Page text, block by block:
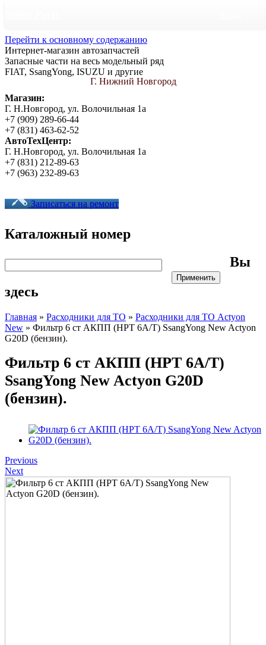
Перейти к основному содержанию
Интернет-магазин автозапчастей
Запасные части на весь модельный ряд
FIAT, SsangYong, ISUZU и другие
Г. Нижний Новгород
Магазин:
Г. Н.Новгород, ул. Волочильная 1а
+7 (909) 289-66-44
+7 (831) 463-62-52
АвтоТехЦентр:
Г. Н.Новгород, ул. Волочильная 1а
+7 (831) 212-89-63
+7 (963) 232-89-63
Записаться на ремонт
Каталожный номер
Вы
здесь
Главная » Расходники для ТО » Расходники для ТО Actyon
New » Фильтр 6 ст АКПП (HPT 6A/T) SsangYong New Actyon
G20D (бензин).
Фильтр 6 ст АКПП (HPT 6A/T)
SsangYong New Actyon G20D
(бензин).
Previous
Next